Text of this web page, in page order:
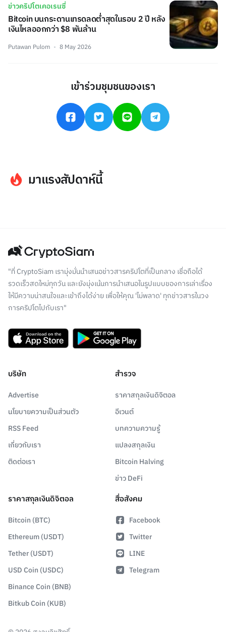
ข่าวคริปโตเคอเรนซี่
Bitcoin บนกระดานเทรดลดต่ำสุดในรอบ 2 ปี หลัง
เงินไหลออกกว่า $8 พันล้าน
Putawan Pulom 8 May 2026
เข้าร่วมชุมชนของเรา
มาแรงสัปดาห์นี้
"ที่ CryptoSiam เรามุ่งมั่นนำเสนอข่าวสารคริปโตที่เป็นกลาง เชื่อถือได้
รวดเร็วสดใหม่ทุกวัน และยังมุ่งเน้นการนำเสนอในรูปแบบของการเล่าเรื่อง
ให้มีความน่าสนใจและเข้าถึงได้ง่าย เพื่อให้คุณ 'ไม่พลาด' ทุกข่าวสารในวง
การคริปโตไปกับเรา"
บริษัท
Advertise
นโยบายความเป็นส่วนตัว
RSS Feed
เกี่ยวกับเรา
ติดต่อเรา
สำรวจ
ราคาสกุลเงินดิจิตอล
อีเวนต์
บทความความรู้
แปลงสกุลเงิน
Bitcoin Halving
ข่าว DeFi
ราคาสกุลเงินดิจิตอล
Bitcoin (BTC)
Ethereum (USDT)
Tether (USDT)
USD Coin (USDC)
Binance Coin (BNB)
Bitkub Coin (KUB)
สื่อสังคม
Facebook
Twitter
LINE
Telegram